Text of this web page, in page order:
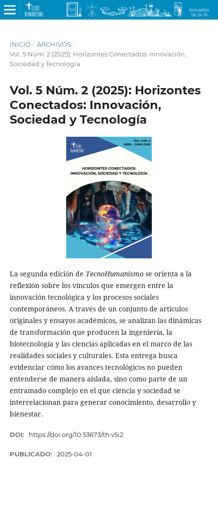
INICIO / ARCHIVOS /
Vol. 5 Núm. 2 (2025): Horizontes Conectados: Innovación,
Sociedad y Tecnología
Vol. 5 Núm. 2 (2025): Horizontes
Conectados: Innovación,
Sociedad y Tecnología
La segunda edición de TecnoHumanismose orienta a la
reflexión sobre los vínculos que emergen entre la
innovación tecnológica y los procesos sociales
contemporáneos. A través de un conjunto de artículos
originales y ensayos académicos, se analizan las dinámicas
de transformación que producen la ingeniería, la
biotecnología y las ciencias aplicadas en el marco de las
realidades sociales y culturales. Esta entrega busca
evidenciar cómo los avances tecnológicos no pueden
entenderse de manera aislada, sino como parte de un
entramado complejo en el que ciencia y sociedad se
interrelacionan para generar conocimiento, desarrollo y
bienestar.
DOI: https://doi.org/10.53673/th.v5i2
PUBLICADO: 2025-04-01